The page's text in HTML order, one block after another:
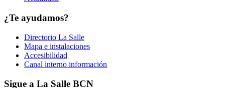
¿Te ayudamos?
Directorio La Salle
Mapa e instalaciones
Accesibilidad
Canal interno información
Sigue a La Salle BCN